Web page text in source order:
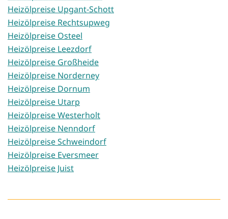
Heizölpreise Upgant-Schott
Heizölpreise Rechtsupweg
Heizölpreise Osteel
Heizölpreise Leezdorf
Heizölpreise Großheide
Heizölpreise Norderney
Heizölpreise Dornum
Heizölpreise Utarp
Heizölpreise Westerholt
Heizölpreise Nenndorf
Heizölpreise Schweindorf
Heizölpreise Eversmeer
Heizölpreise Juist